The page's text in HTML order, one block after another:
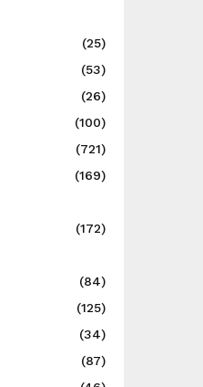
(25)
(53)
(26)
(100)
(721)
(169)
(172)
(84)
(125)
(34)
(87)